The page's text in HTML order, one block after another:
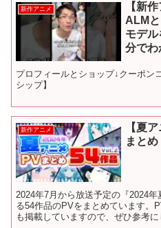
新作アニメ
【新
ALM
モデ
分でわ
プロフィールとショップ↓クーポン
シップ】
新作アニメ
【夏
まと
2024年7月から放送予定の『2024
る54作品のPVをまとめています。
も掲載していますので、ぜひ参考に